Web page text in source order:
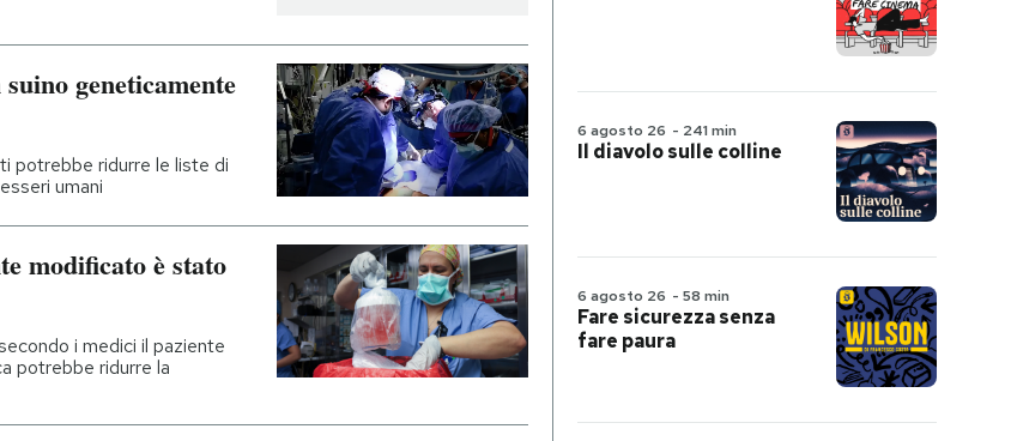
geneticamente
potrebbe ridurre le liste di
umani
modificato è stato
i medici il paziente
potrebbe ridurre la
6 agosto 26 - 241 min
Il diavolo sulle colline
6 agosto 26 - 58 min
Fare sicurezza senza
fare paura